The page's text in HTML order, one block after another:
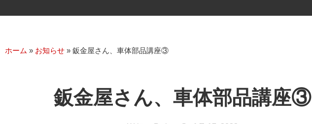
ホーム » お知らせ » 鈑金屋さん、車体部品講座③
鈑金屋さん、車体部品講座③